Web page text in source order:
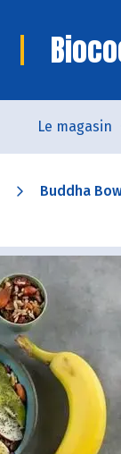
Le magasin
Buddha